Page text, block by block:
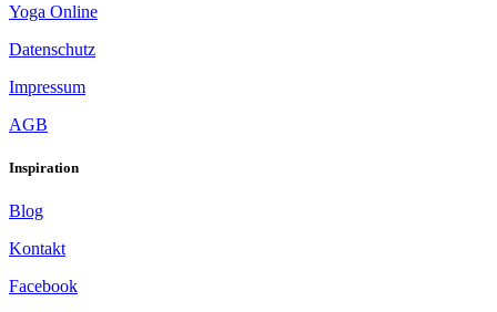
Yoga Online
Datenschutz
Impressum
AGB
Inspiration
Blog
Kontakt
Facebook